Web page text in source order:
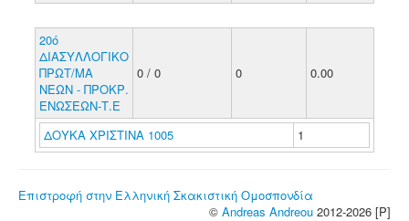
20ό
ΔΙΑΣΥΛΛΟΓΙΚΟ
ΠΡΩΤ/ΜΑ
ΝΕΩΝ - ΠΡΟΚΡ.
ΕΝΩΣΕΩΝ-Τ.Ε
0 / 0 0 0.00
ΔΟΥΚΑ ΧΡΙΣΤΙΝΑ 1005 1
Επιστροφή στην Ελληνική Σκακιστική Ομοσπονδία
© Andreas Andreou 2012-2026 [P]